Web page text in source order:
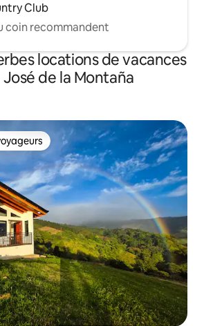
Club
coin recommandent
locations de vacances
José de la Montaña
parmi les plus aimés